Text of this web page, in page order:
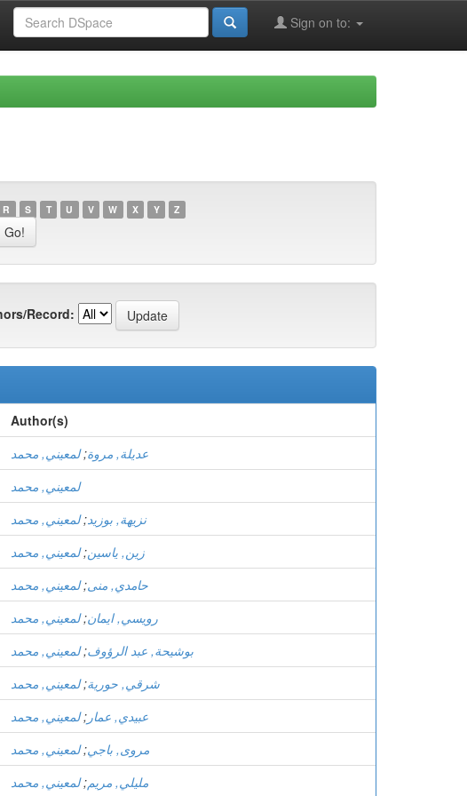
Sign on to:
R S T U V W X Y Z
Record:
Author(s)
عديلة, مروة;لمعيني, محمد
لمعيني, محمد
نزيهة, بوزيد;لمعيني, محمد
زين, ياسين;لمعيني, محمد
حامدي, منى;لمعيني, محمد
رويسي, ايمان;لمعيني, محمد
بوشيحة, عبد الرؤوف;لمعيني, محمد
شرقي, حورية;لمعيني, محمد
عبيدي, عمار ;لمعيني, محمد
مروى, باجي;لمعيني, محمد
مليلي, مريم;لمعيني, محمد